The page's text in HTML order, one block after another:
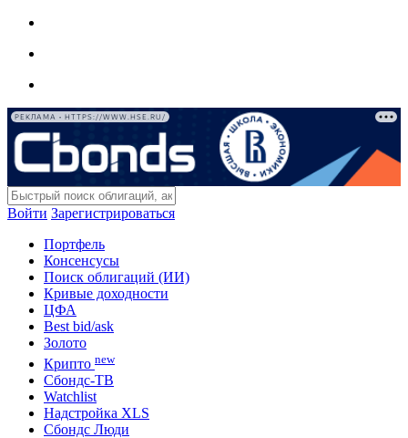
РЕКЛАМА • HTTPS://WWW.HSE.RU/
Войти Зарегистрироваться
Портфель
Консенсусы
Поиск облигаций (ИИ)
Кривые доходности
ЦФА
Best bid/ask
Золото
Крипто new
Сбондс-ТВ
Watchlist
Надстройка XLS
Сбондс Люди